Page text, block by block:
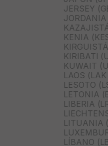
JERSEY
KENIA
KIRIBATI
KUWAIT
LAOS
LESOTO
LETONIA
LIBERIA
LITUANIA